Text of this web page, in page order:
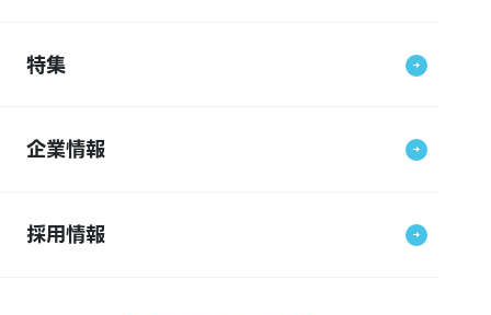
特集
企業情報
採用情報